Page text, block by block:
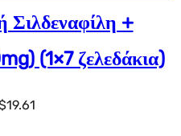
Σιλδεναφίλη +
(1×7 ζελεδάκια)
19.61